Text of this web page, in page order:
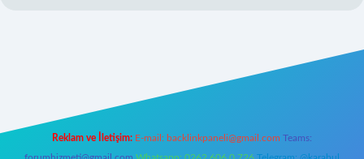
Reklam ve İletişim: E-mail: backlinkpaneli@gmail.com Teams: